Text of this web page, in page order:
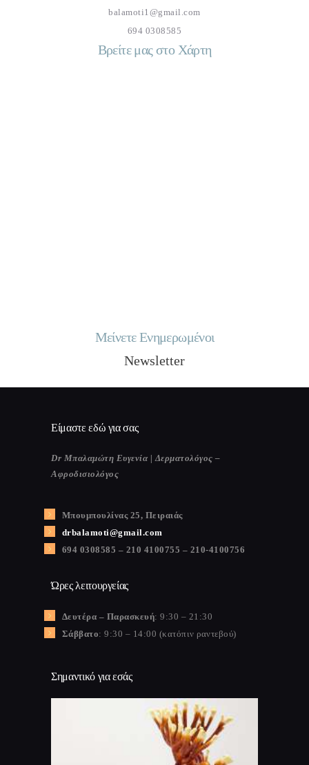
balamoti1@gmail.com
694 0308585
Βρείτε μας στο Χάρτη
Μείνετε Ενημερωμένοι
Newsletter
Είμαστε εδώ για σας
Dr Μπαλαμώτη Ευγενία | Δερματολόγος –
Αφροδισιολόγος
Μπουμπουλίνας 25, Πειραιάς
drbalamoti@gmail.com
694 0308585 – 210 4100755 – 210-4100756
Ώρες λειτουργείας
Δευτέρα – Παρασκευή: 9:30 – 21:30
Σάββατο: 9:30 – 14:00 (κατόπιν ραντεβού)
Σημαντικό για εσάς